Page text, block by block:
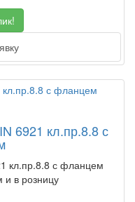
6921 кл.пр.8.8 с
кл.пр.8.8 с фланцем
и в розницу